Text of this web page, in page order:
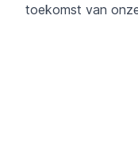
toekomst van